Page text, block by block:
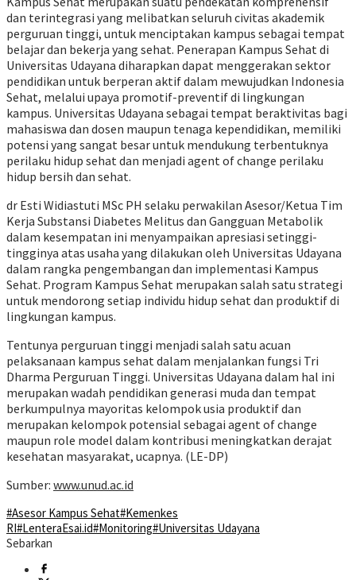
dan terintegrasi yang melibatkan seluruh civitas akademik
perguruan tinggi, untuk menciptakan kampus sebagai tempat
belajar dan bekerja yang sehat. Penerapan Kampus Sehat di
Universitas Udayana diharapkan dapat menggerakan sektor
pendidikan untuk berperan aktif dalam mewujudkan Indonesia
Sehat, melalui upaya promotif-preventif di lingkungan
kampus. Universitas Udayana sebagai tempat beraktivitas bagi
mahasiswa dan dosen maupun tenaga kependidikan, memiliki
potensi yang sangat besar untuk mendukung terbentuknya
perilaku hidup sehat dan menjadi agent of change perilaku
hidup bersih dan sehat.
dr Esti Widiastuti MSc PH selaku perwakilan Asesor/Ketua Tim
Kerja Substansi Diabetes Melitus dan Gangguan Metabolik
dalam kesempatan ini menyampaikan apresiasi setinggi-
tingginya atas usaha yang dilakukan oleh Universitas Udayana
dalam rangka pengembangan dan implementasi Kampus
Sehat. Program Kampus Sehat merupakan salah satu strategi
untuk mendorong setiap individu hidup sehat dan produktif di
lingkungan kampus.
Tentunya perguruan tinggi menjadi salah satu acuan
pelaksanaan kampus sehat dalam menjalankan fungsi Tri
Dharma Perguruan Tinggi. Universitas Udayana dalam hal ini
merupakan wadah pendidikan generasi muda dan tempat
berkumpulnya mayoritas kelompok usia produktif dan
merupakan kelompok potensial sebagai agent of change
maupun role model dalam kontribusi meningkatkan derajat
kesehatan masyarakat, ucapnya. (LE-DP)
Sumber: www.unud.ac.id
#Asesor Kampus Sehat#Kemenkes
RI#LenteraEsai.id#Monitoring#Universitas Udayana
Sebarkan